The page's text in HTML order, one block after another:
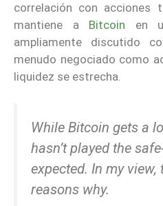
correlación con acciones
mantiene a Bitcoin en
ampliamente discutido
menudo negociado como
liquidez se estrecha.
While Bitcoin gets a
hasn’t played the
expected. In my view,
reasons why.